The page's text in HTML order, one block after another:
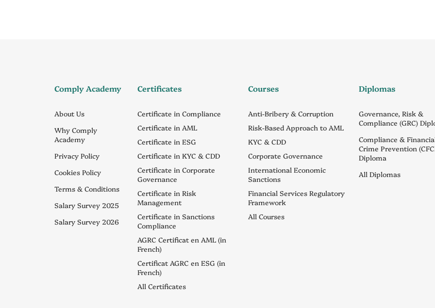
Comply Academy
About Us
Why Comply
Academy
Privacy Policy
Cookies Policy
Terms & Conditions
Salary Survey 2025
Salary Survey 2026
Certificates
Certificate in Compliance
Certificate in AML
Certificate in ESG
Certificate in KYC & CDD
Certificate in Corporate
Governance
Certificate in Risk
Management
Certificate in Sanctions
Compliance
AGRC Certificat en AML (in
French)
Certificat AGRC en ESG (in
French)
All Certificates
Courses
Anti-Bribery & Corruption
Risk-Based Approach to AML
KYC & CDD
Corporate Governance
International Economic
Sanctions
Financial Services Regulatory
Framework
All Courses
Diplomas
Governance, Risk &
Compliance (GRC)
Compliance &
Crime Prevention
Diploma
All Diplomas